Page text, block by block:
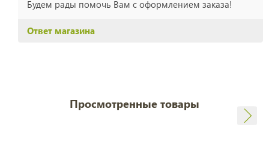
Будем рады помочь Вам с оформлением заказа!
Ответ магазина
Просмотренные товары